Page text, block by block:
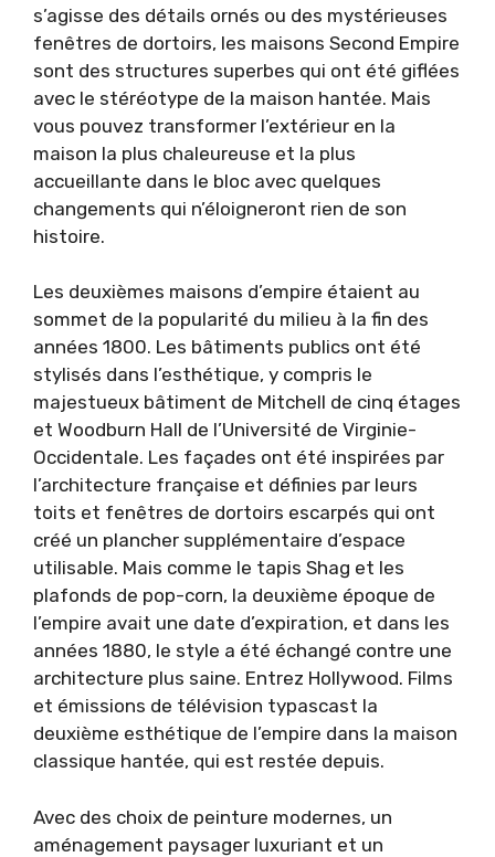
s’agisse des détails ornés ou des mystérieuses
fenêtres de dortoirs, les maisons Second Empire
sont des structures superbes qui ont été giflées
avec le stéréotype de la maison hantée. Mais
vous pouvez transformer l’extérieur en la
maison la plus chaleureuse et la plus
accueillante dans le bloc avec quelques
changements qui n’éloigneront rien de son
histoire.
Les deuxièmes maisons d’empire étaient au
sommet de la popularité du milieu à la fin des
années 1800. Les bâtiments publics ont été
stylisés dans l’esthétique, y compris le
majestueux bâtiment de Mitchell de cinq étages
et Woodburn Hall de l’Université de Virginie-
Occidentale. Les façades ont été inspirées par
l’architecture française et définies par leurs
toits et fenêtres de dortoirs escarpés qui ont
créé un plancher supplémentaire d’espace
utilisable. Mais comme le tapis Shag et les
plafonds de pop-corn, la deuxième époque de
l’empire avait une date d’expiration, et dans les
années 1880, le style a été échangé contre une
architecture plus saine. Entrez Hollywood. Films
et émissions de télévision typascast la
deuxième esthétique de l’empire dans la maison
classique hantée, qui est restée depuis.
Avec des choix de peinture modernes, un
aménagement paysager luxuriant et un